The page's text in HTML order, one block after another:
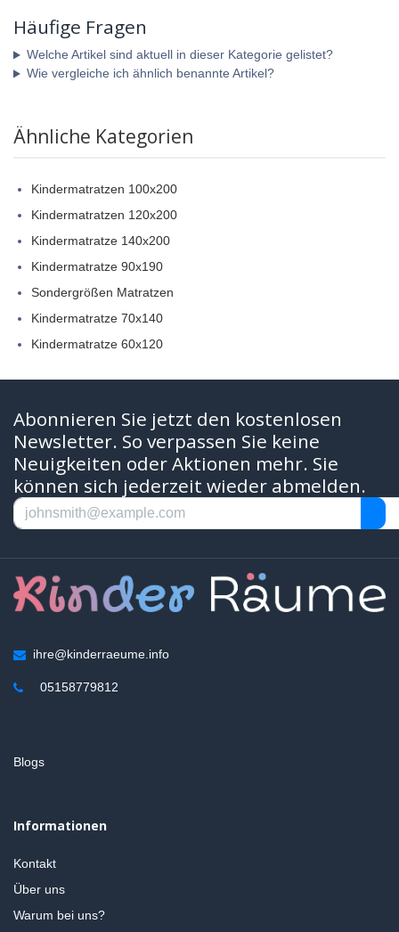
Häufige Fragen
Welche Artikel sind aktuell in dieser Kategorie gelistet?
Wie vergleiche ich ähnlich benannte Artikel?
Ähnliche Kategorien
Kindermatratzen 100x200
Kindermatratzen 120x200
Kindermatratze 140x200
Kindermatratze 90x190
Sondergrößen Matratzen
Kindermatratze 70x140
Kindermatratze 60x120
Abonnieren Sie jetzt den kostenlosen
Newsletter. So verpassen Sie keine
Neuigkeiten oder Aktionen mehr. Sie
können sich jederzeit wieder abmelden.
ihre@kinderraeume.info
05158779812
Blogs
Informationen
Kontakt
Über uns
Warum bei uns?